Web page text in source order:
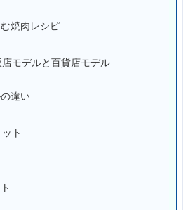
焼肉レシピ
モデルと百貨店モデル
違い
ト